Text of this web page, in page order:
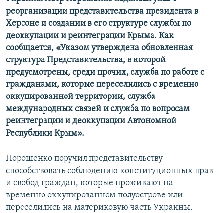
реорганизации представительства президента в
Херсоне и создании в его структуре службы по
деоккупации и реинтеграции Крыма. Как
сообщается, «Указом утверждена обновленная
структура Представительства, в которой
предусмотрены, среди прочих, служба по работе с
гражданами, которые переселились с временно
оккупированной территории, служба
международных связей и служба по вопросам
реинтеграции и деоккупации Автономной
Республики Крым».
Порошенко поручил представительству
способствовать соблюдению конституционных прав
и свобод граждан, которые проживают на
временно оккупированном полуострове или
переселились на материковую часть Украины.